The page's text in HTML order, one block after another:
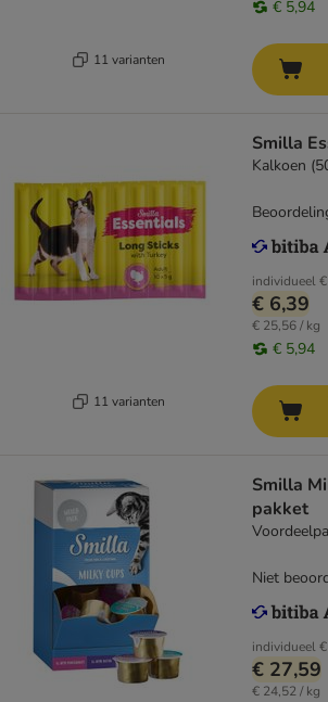
11 varianten
€ 5,94
11 varianten
Smilla
Kalkoen
individueel
€ 6,39
€ 25,56 / kg
€ 5,94
Smilla
pakket
individueel
€ 27,59
€ 24,52 / kg
Niet